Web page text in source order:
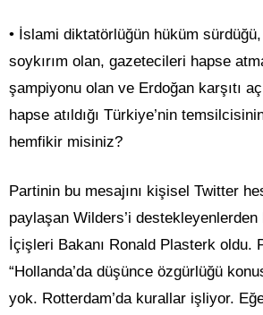
• İslami diktatörlüğün hüküm
soykırım olan, gazetecileri hapse
şampiyonu olan ve Erdoğan karşıtı
hapse atıldığı Türkiye’nin
hemfikir misiniz?
Partinin bu mesajını kişisel Twitter
paylaşan Wilders’i
İçişleri Bakanı Ronald Plasterk oldu.
“Hollanda’da düşünce özgürlüğü
yok. Rotterdam’da kurallar işliyor.